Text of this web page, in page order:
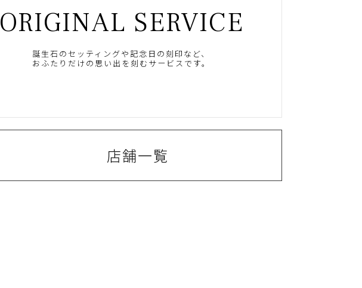
ORIGINAL SERVICE
誕生石のセッティングや記念日の刻印など、
おふたりだけの思い出を刻むサービスです。
店舗一覧